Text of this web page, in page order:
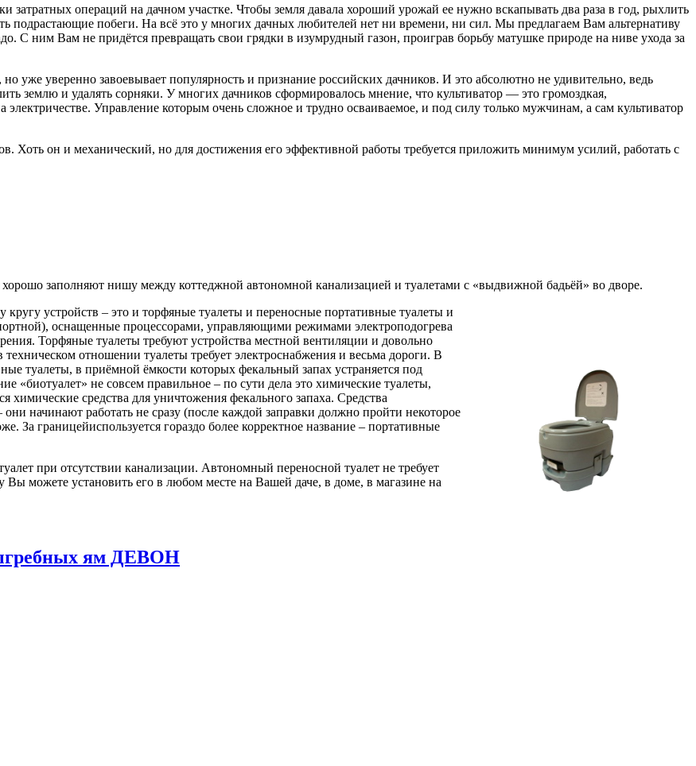
операций на дачном участке. Чтобы земля давала хороший урожай ее нужно вскапывать два раза в год, рыхлить
подрастающие побеги. На всё это у многих дачных любителей нет ни времени, ни сил. Мы предлагаем Вам альтернативу
С ним Вам не придётся превращать свои грядки в изумрудный газон, проиграв борьбу матушке природе на ниве ухода за
уже уверенно завоевывает популярность и признание российских дачников. И это абсолютно не удивительно, ведь
землю и удалять сорняки. У многих дачников сформировалось мнение, что культиватор — это громоздкая,
Управление которым очень сложное и трудно осваиваемое, и под силу только мужчинам, а сам культиватор
Хоть он и механический, но для достижения его эффективной работы требуется приложить минимум усилий, работать с
заполняют нишу между коттеджной автономной канализацией и туалетами с «выдвижной бадьёй» во дворе.
устройств – это и торфяные туалеты и переносные портативные туалеты и
оснащенные процессорами, управляющими режимами электроподогрева
Торфяные туалеты требуют устройства местной вентиляции и довольно
отношении туалеты требует электроснабжения и весьма дороги. В
туалеты, в приёмной ёмкости которых фекальный запах устраняется под
«биотуалет» не совсем правильное – по сути дела это химические туалеты,
средства для уничтожения фекального запаха. Средства
начинают работать не сразу (после каждой заправки должно пройти некоторое
За границейиспользуется гораздо более корректное название – портативные
при отсутствии канализации. Автономный переносной туалет не требует
можете установить его в любом месте на Вашей даче, в доме, в магазине на
ям ДЕВОН